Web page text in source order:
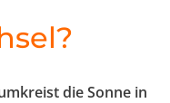
die Sonne in